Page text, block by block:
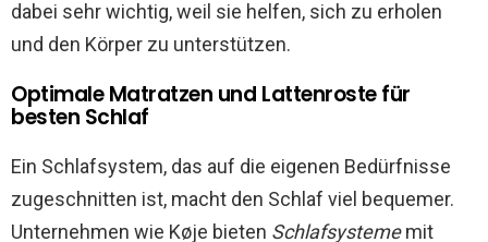
dabei sehr wichtig, weil sie helfen, sich zu erholen
und den Körper zu unterstützen.
Optimale Matratzen und Lattenroste für
besten Schlaf
Ein Schlafsystem, das auf die eigenen Bedürfnisse
zugeschnitten ist, macht den Schlaf viel bequemer.
Unternehmen wie Køje bieten Schlafsystememit